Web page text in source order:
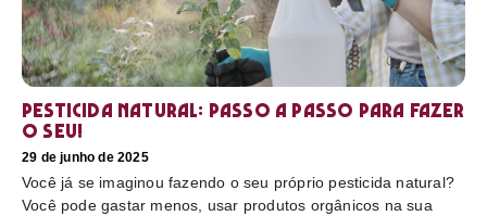
Pesticida natural: Passo a passo para fazer
o seu!
29 de junho de 2025
Você já se imaginou fazendo o seu próprio pesticida natural?
Você pode gastar menos, usar produtos orgânicos na sua